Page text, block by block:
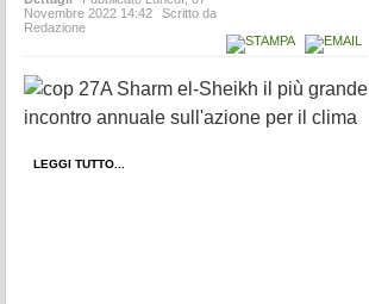
Novembre 2022 14:42
Scritto da
Redazione
A Sharm el-Sheikh il più grande
incontro annuale sull'azione per il clima
LEGGI TUTTO...